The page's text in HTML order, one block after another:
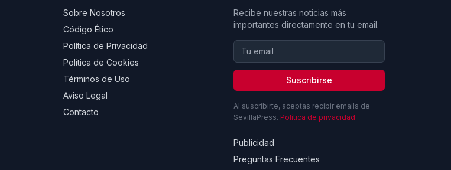
Sobre Nosotros
Código Ético
Política de Privacidad
Política de Cookies
Términos de Uso
Aviso Legal
Contacto
Recibe nuestras noticias más
importantes directamente en tu email.
Suscribirse
Al suscribirte, aceptas recibir emails de
SevillaPress. Política de privacidad
Publicidad
Preguntas Frecuentes